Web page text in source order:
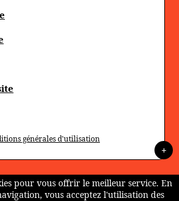
générales d'utilisation
+
pour vous offrir le meilleur service. En
vous acceptez l'utilisation des